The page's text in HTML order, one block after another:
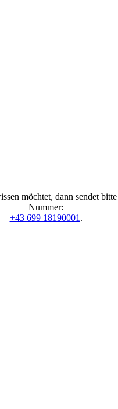
möchtet, dann sendet
Nummer:
+43 699 18190001 .